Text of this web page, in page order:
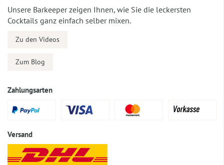
Unsere Barkeeper zeigen Ihnen, wie Sie die leckersten
Cocktails ganz einfach selber mixen.
Zu den Videos
Zum Blog
Zahlungsarten
Versand